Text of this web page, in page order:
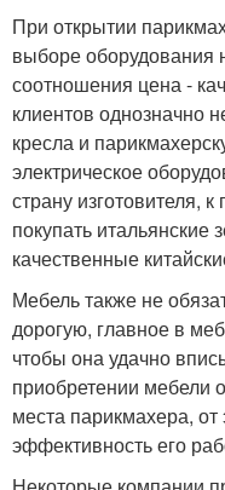
При открытии
выборе оборудования
соотношения цена -
клиентов однозначно
кресла и
электрическое
страну изготовителя,
покупать итальянские
качественные
Мебель также не
дорогую, главное в
чтобы она удачно
приобретении мебели
места парикмахера, от
эффективность его